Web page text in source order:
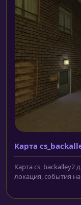
Карта
Карта cs_backalley2
локация, события